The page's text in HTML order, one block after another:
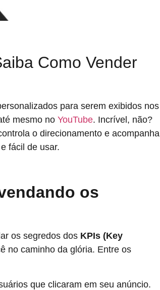
Como Vender
para serem exibidos nos
mesmo no YouTube. Incrível, não?
o direcionamento e acompanha
fácil de usar.
os
os segredos dos KPIs (Key
no caminho da glória. Entre os
que clicaram em seu anúncio.